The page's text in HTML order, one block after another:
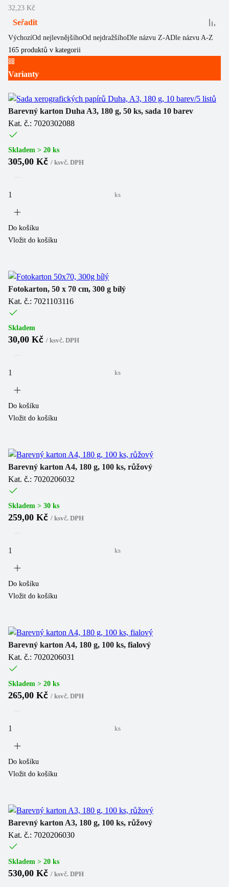
32,23 Kč
Seřadit
VýchozíOd nejlevnějšíhoOd nejdražšíhoDle názvu Z-ADle názvu A-Z
165 produktů v kategorii
Varianty
Barevný karton Duha A3, 180 g, 50 ks, sada 10 barev
Kat. č.: 7020302088
Skladem > 20 ks
305,00 Kč / ksvč. DPH
ks
Do košíku
Vložit do košíku
Fotokarton, 50 x 70 cm, 300 g bílý
Kat. č.: 7021103116
Skladem
30,00 Kč / ksvč. DPH
ks
Do košíku
Vložit do košíku
Barevný karton A4, 180 g, 100 ks, růžový
Kat. č.: 7020206032
Skladem > 30 ks
259,00 Kč / ksvč. DPH
ks
Do košíku
Vložit do košíku
Barevný karton A4, 180 g, 100 ks, fialový
Kat. č.: 7020206031
Skladem > 20 ks
265,00 Kč / ksvč. DPH
ks
Do košíku
Vložit do košíku
Barevný karton A3, 180 g, 100 ks, růžový
Kat. č.: 7020206030
Skladem > 20 ks
530,00 Kč / ksvč. DPH